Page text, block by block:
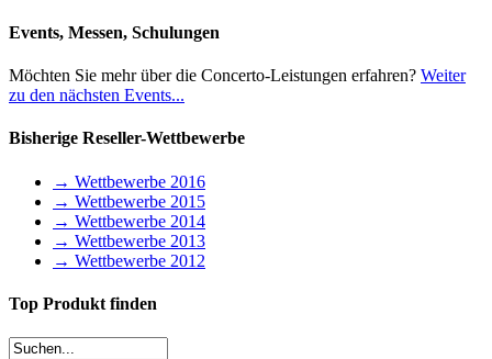
Events, Messen, Schulungen
Möchten Sie mehr über die Concerto-Leistungen erfahren? Weiter
zu den nächsten Events...
Bisherige Reseller-Wettbewerbe
→ Wettbewerbe 2016
→ Wettbewerbe 2015
→ Wettbewerbe 2014
→ Wettbewerbe 2013
→ Wettbewerbe 2012
Top Produkt finden